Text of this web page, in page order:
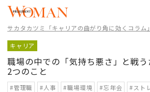
サカタカツミ「キャリアの曲がり角に効くコラム」
キャリア
職場の中での「気持ち悪さ」と戦う
2つのこと
#管理職 #人事 #職場環境 #忘年会
#スト